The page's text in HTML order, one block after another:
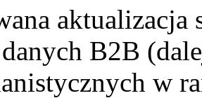
aktualizacja
B2B
w